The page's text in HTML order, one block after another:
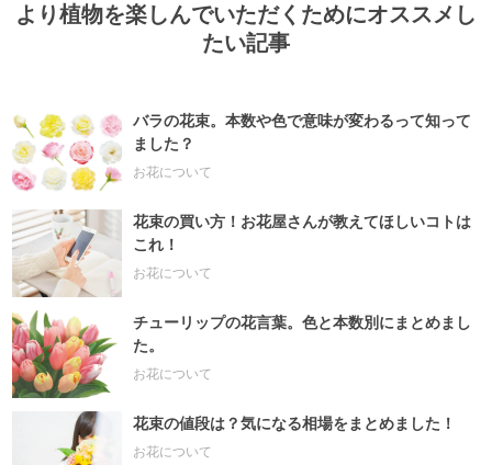
より植物を楽しんでいただくためにオススメし
たい記事
バラの花束。本数や色で意味が変わるって知って
ました？
お花について
花束の買い方！お花屋さんが教えてほしいコトは
これ！
お花について
チューリップの花言葉。色と本数別にまとめまし
た。
お花について
花束の値段は？気になる相場をまとめました！
お花について